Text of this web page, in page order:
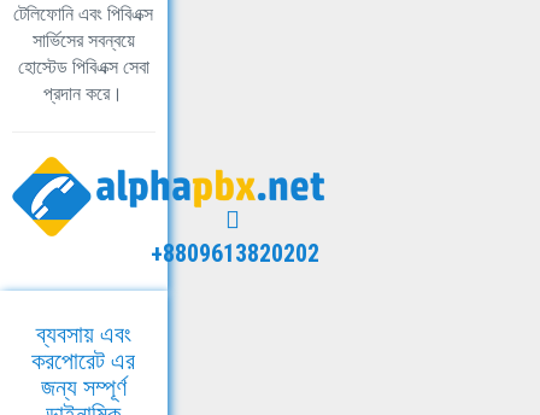
টেলিফোনি এবং পিবিএক্স
সার্ভিসের সবন্বয়ে
হোস্টেড পিবিএক্স সেবা
প্রদান করে।
+8809613820202
ব্যবসায় এবং
করপোরেট এর
জন্য সম্পূর্ণ